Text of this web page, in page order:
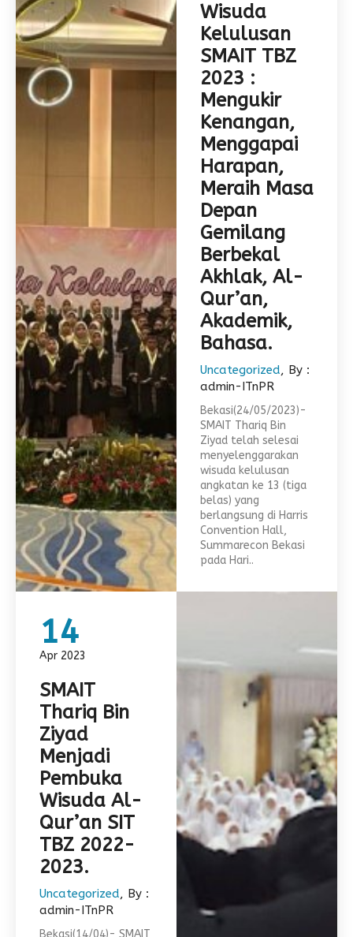
Wisuda
Kelulusan
SMAIT TBZ
2023 :
Mengukir
Kenangan,
Menggapai
Harapan,
Meraih Masa
Depan
Gemilang
Berbekal
Akhlak, Al-
Qur’an,
Akademik,
Bahasa.
Uncategorized, By :
admin-ITnPR
Bekasi(24/05/2023)-
SMAIT Thariq Bin
Ziyad telah selesai
menyelenggarakan
wisuda kelulusan
angkatan ke 13 (tiga
belas) yang
berlangsung di Harris
Convention Hall,
Summarecon Bekasi
pada Hari..
14
Apr 2023
SMAIT
Thariq Bin
Ziyad
Menjadi
Pembuka
Wisuda Al-
Qur’an SIT
TBZ 2022-
2023.
Uncategorized, By :
admin-ITnPR
Bekasi(14/04)- SMAIT